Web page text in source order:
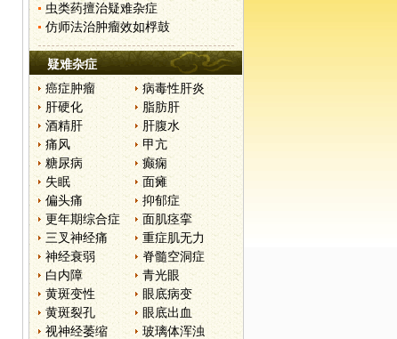
虫类药擅治疑难杂症
仿师法治肿瘤效如桴鼓
疑难杂症
癌症肿瘤
病毒性肝炎
肝硬化
脂肪肝
酒精肝
肝腹水
痛风
甲亢
糖尿病
癫痫
失眠
面瘫
偏头痛
抑郁症
更年期综合症
面肌痉挛
三叉神经痛
重症肌无力
神经衰弱
脊髓空洞症
白内障
青光眼
黄斑变性
眼底病变
黄斑裂孔
眼底出血
视神经萎缩
玻璃体浑浊